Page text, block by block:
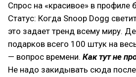
Спрос на «красивое» в профиле
Статус: Когда Snoop Dogg
это задает тренд всему миру.
подарков всего 100 штук на
— вопрос времени. Как тут не
Не надо закидывать сюда